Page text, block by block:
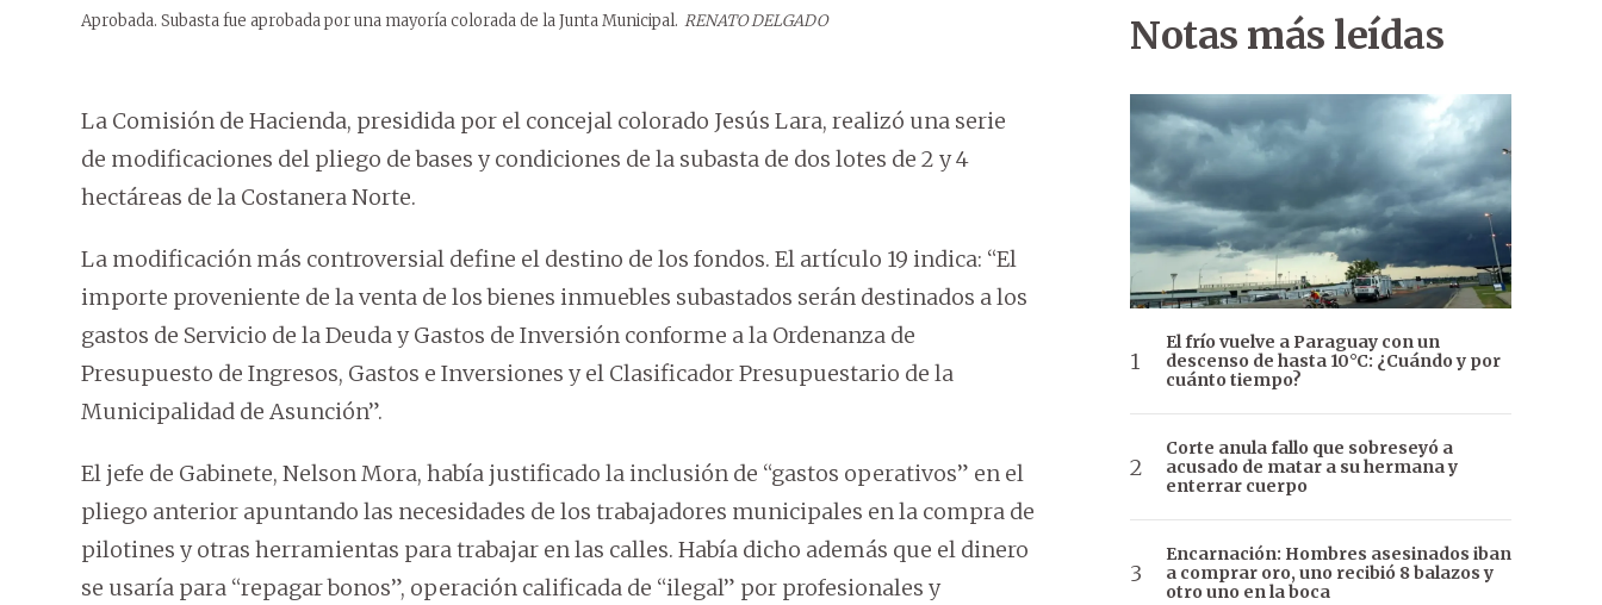
Aprobada. Subasta fue aprobada por una mayoría colorada de la Junta Municipal. RENATO DELGADO
La Comisión de Hacienda, presidida por el concejal colorado Jesús Lara, realizó una serie
de modificaciones del pliego de bases y condiciones de la subasta de dos lotes de 2 y 4
hectáreas de la Costanera Norte.
La modificación más controversial define el destino de los fondos. El artículo 19 indica: “El
importe proveniente de la venta de los bienes inmuebles subastados serán destinados a los
gastos de Servicio de la Deuda y Gastos de Inversión conforme a la Ordenanza de
Presupuesto de Ingresos, Gastos e Inversiones y el Clasificador Presupuestario de la
Municipalidad de Asunción”.
El jefe de Gabinete, Nelson Mora, había justificado la inclusión de “gastos operativos” en el
pliego anterior apuntando las necesidades de los trabajadores municipales en la compra de
pilotines y otras herramientas para trabajar en las calles. Había dicho además que el dinero
se usaría para “repagar bonos”, operación calificada de “ilegal” por profesionales y
Notas más leídas
El frío vuelve a Paraguay con un
descenso de hasta 10°C: ¿Cuándo y por
cuánto tiempo?
Corte anula fallo que sobreseyó a
acusado de matar a su hermana y
enterrar cuerpo
Encarnación: Hombres asesinados iban
a comprar oro, uno recibió 8 balazos y
otro uno en la boca